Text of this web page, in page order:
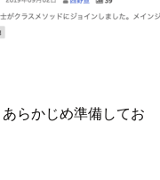
らかじめ準備してお